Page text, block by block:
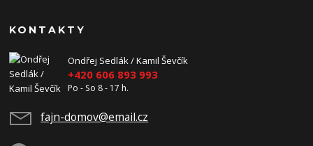
KONTAKTY
Ondřej Sedlák / Kamil Ševčík
+420 606 893 993
Po - So 8 - 17 h.
fajn-domov@email.cz